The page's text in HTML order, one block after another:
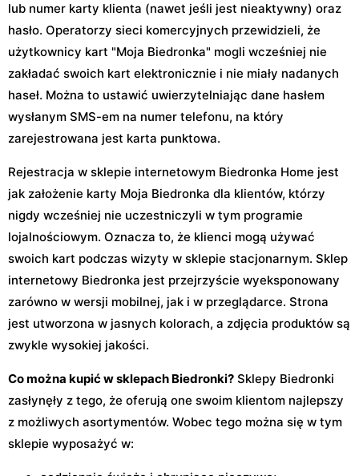
lub numer karty klienta (nawet jeśli jest nieaktywny) oraz
hasło. Operatorzy sieci komercyjnych przewidzieli, że
użytkownicy kart "Moja Biedronka" mogli wcześniej nie
zakładać swoich kart elektronicznie i nie miały nadanych
haseł. Można to ustawić uwierzytelniając dane hasłem
wysłanym SMS-em na numer telefonu, na który
zarejestrowana jest karta punktowa.
Rejestracja w sklepie internetowym Biedronka Home jest
jak założenie karty Moja Biedronka dla klientów, którzy
nigdy wcześniej nie uczestniczyli w tym programie
lojalnościowym. Oznacza to, że klienci mogą używać
swoich kart podczas wizyty w sklepie stacjonarnym. Sklep
internetowy Biedronka jest przejrzyście wyeksponowany
zarówno w wersji mobilnej, jak i w przeglądarce. Strona
jest utworzona w jasnych kolorach, a zdjęcia produktów są
zwykle wysokiej jakości.
Co można kupić w sklepach Biedronki? Sklepy Biedronki
zasłynęły z tego, że oferują one swoim klientom najlepszy
z możliwych asortymentów. Wobec tego można się w tym
sklepie wyposażyć w: